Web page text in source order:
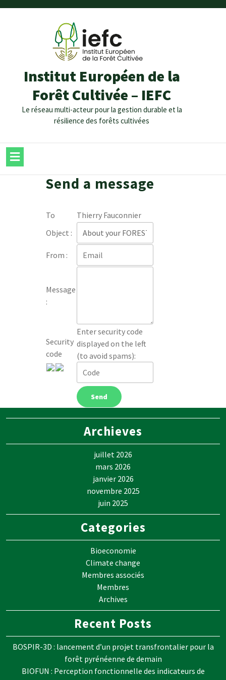
Institut Européen de la
Forêt Cultivée – IEFC
Le réseau multi-acteur pour la gestion durable et la
résilience des forêts cultivées
Send a message
To
Thierry Fauconnier
Object :
From :
Message
:
Security
code
Enter security code
displayed on the left
(to avoid spams):
Archieves
juillet 2026
mars 2026
janvier 2026
novembre 2025
juin 2025
Categories
Bioeconomie
Climate change
Membres associés
Membres
Archives
Recent Posts
BOSPIR-3D : lancement d’un projet transfrontalier pour la
forêt pyrénéenne de demain
BIOFUN : Perception fonctionnelle des indicateurs de